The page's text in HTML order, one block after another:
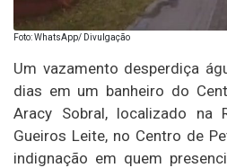
Foto: WhatsApp/ Divulgação
Um vazamento desperdiça
dias em um banheiro do
Aracy Sobral, localizado na
Gueiros Leite, no Centro de
indignação em quem